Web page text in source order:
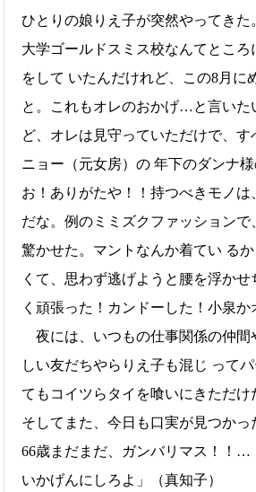
ひとりの娘りえ子が突然やってきた
大学ゴールドスミス校なんてところ
をして いたんだけれど、この8月に
と。これもオレのおかげ…と言いた
ど、オレは見守っていただけで、す
ニョー（元女房）の 年下のダンナ
お！ありがたや！！持つべきモノは
だな。例のミミズクファッションで
驚かせた。マントなんか着てい る
くて、思わず逃げようと腰を浮かせ
く頑張った！カンドーした！小泉か
夜には、いつもの仕事関係の仲間
しい友だちやらりえ子も混じ って
てもコイツらタイを喰いにきただけ
そしてまた、今日も口実が見つかっ
66歳まだまだ、ガンバリマス！！…
いかげんにしろよ」（真知子）